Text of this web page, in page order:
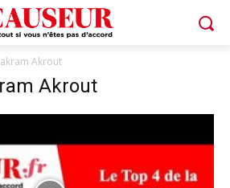
Akrout
Akrout